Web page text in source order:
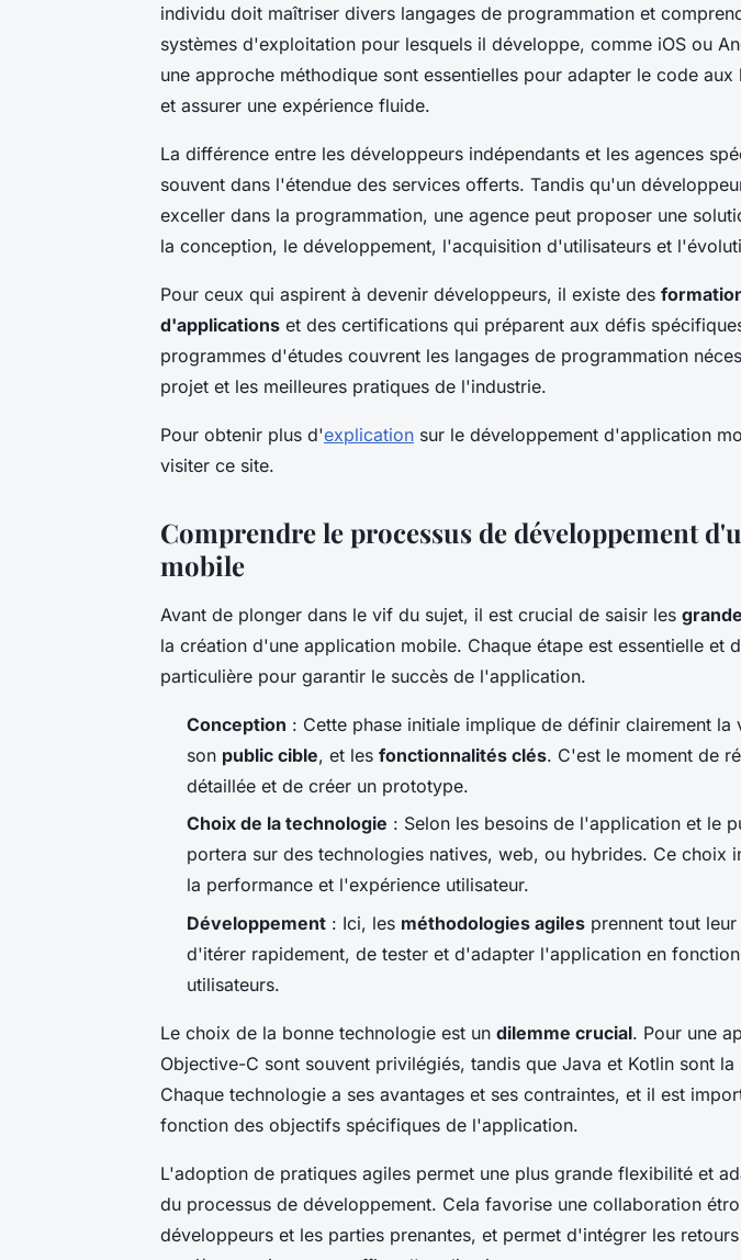
individu doit maîtriser divers langages de programmation et
systèmes d'exploitation pour lesquels il développe, comme iOS ou
une approche méthodique sont essentielles pour adapter le code aux
et assurer une expérience fluide.
La différence entre les développeurs indépendants et les agences
souvent dans l'étendue des services offerts. Tandis qu'un
exceller dans la programmation, une agence peut proposer une
la conception, le développement, l'acquisition d'utilisateurs et
Pour ceux qui aspirent à devenir développeurs, il existe des
d'applications et des certifications qui préparent aux défis
programmes d'études couvrent les langages de programmation
projet et les meilleures pratiques de l'industrie.
Pour obtenir plus d'explication sur le développement d'application
visiter ce site.
Comprendre le processus de développement
mobile
Avant de plonger dans le vif du sujet, il est crucial de saisir les
la création d'une application mobile. Chaque étape est essentielle et
particulière pour garantir le succès de l'application.
Conception : Cette phase initiale implique de définir clairement
son public cible, et les fonctionnalités clés. C'est le moment de
détaillée et de créer un prototype.
Choix de la technologie : Selon les besoins de l'application et le
portera sur des technologies natives, web, ou hybrides. Ce choix
la performance et l'expérience utilisateur.
Développement : Ici, les méthodologies agiles prennent tout
d'itérer rapidement, de tester et d'adapter l'application en
utilisateurs.
Le choix de la bonne technologie est un dilemme crucial. Pour une
Objective-C sont souvent privilégiés, tandis que Java et Kotlin sont
Chaque technologie a ses avantages et ses contraintes, et il est
fonction des objectifs spécifiques de l'application.
L'adoption de pratiques agiles permet une plus grande flexibilité et
du processus de développement. Cela favorise une collaboration
développeurs et les parties prenantes, et permet d'intégrer les